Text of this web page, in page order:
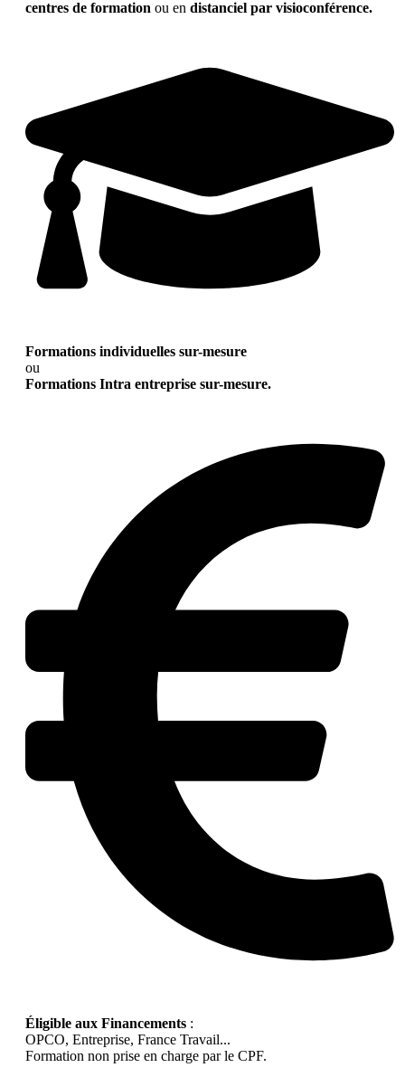
centres de formation ou en distanciel par visioconférence.
Formations individuelles sur-mesure
ou
Formations Intra entreprise sur-mesure.
Éligible aux Financements :
OPCO, Entreprise, France Travail...
Formation non prise en charge par le CPF.